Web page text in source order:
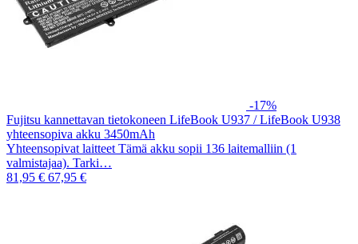
-17%
Fujitsu kannettavan tietokoneen LifeBook U937 / LifeBook U938
yhteensopiva akku 3450mAh
Yhteensopivat laitteet Tämä akku sopii 136 laitemalliin (1
valmistajaa). Tarki…
81,95 € 67,95 €